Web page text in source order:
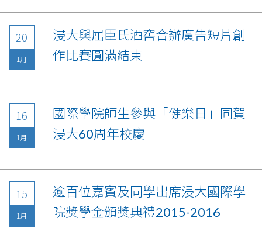
20
1月
浸大與屈臣氏酒窖合辦廣告短片創
作比賽圓滿結束
16
1月
國際學院師生參與「健樂日」同賀
浸大60周年校慶
15
1月
逾百位嘉賓及同學出席浸大國際學
院獎學金頒獎典禮2015-2016